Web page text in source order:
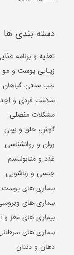
دسته بندی ها
تغذیه و برنامه
زیبایی پوست و مو
طب سنتی، گیاهان
سلامت فردی و
مشکلات مفصلی
گوش، حلق و بینی
روان و روانشناسی
غدد و متابولیسم
جنسی و زناشویی
بیماری های پوست
بیماری های
بیماری های مغز و
بیماری های
دهان و دندان